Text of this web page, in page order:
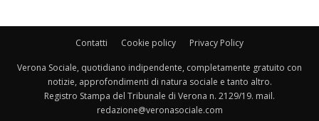
Contatti Cookie policy Privacy Policy
Verona Sociale, quotidiano indipendente, completamente gratuito con
notizie, approfondimenti di natura sociale e tanto altro.
Registro Stampa del Tribunale di Verona n. 2129/19. mail.
redazione@veronasociale.com